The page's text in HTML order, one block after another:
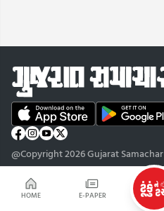
HOME E-PAPER
@Copyright 2026 Gujarat Samachar